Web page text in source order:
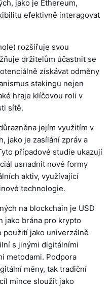
jako je Ethereum,
efektivně interagovat
rozšiřuje svou
držitelům účastnit se
získávat odměny
stakingu nejen
hraje klíčovou roli v
sítě.
jejím využitím v
jako je zasílání zpráv a
případové studie ukazují
usnadnit nové formy
aktiv, využívající
technologie.
na blockchain je USD
jako brána pro krypto
použití jako univerzálně
s jinými digitálními
metodami. Podpora
měny, tak tradiční
mince sloužit jako